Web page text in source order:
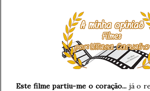
Este filme partiu-me o coração... já o